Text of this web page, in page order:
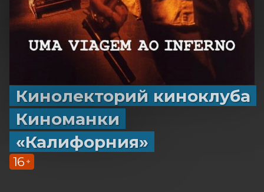
Кинолекторий киноклуба
Киноманки
«Калифорния»
16 +